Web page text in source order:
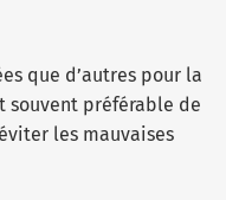
que d’autres pour la
souvent préférable de
les mauvaises